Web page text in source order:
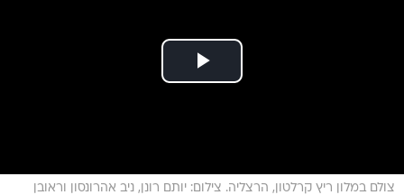
צולם במלון ריץ קרלטון, הרצליה. צילום: יותם רונן, ניב אהרונסון וראובן